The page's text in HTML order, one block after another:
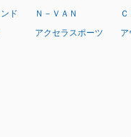
ド
Ｎ－ＶＡＮ
アクセラスポーツ
ア